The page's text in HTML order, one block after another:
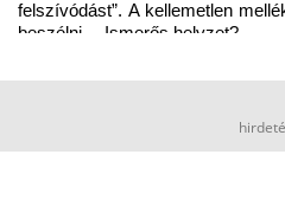
felszívódást”. A kellemetlen
beszélni… Ismerős helyzet?